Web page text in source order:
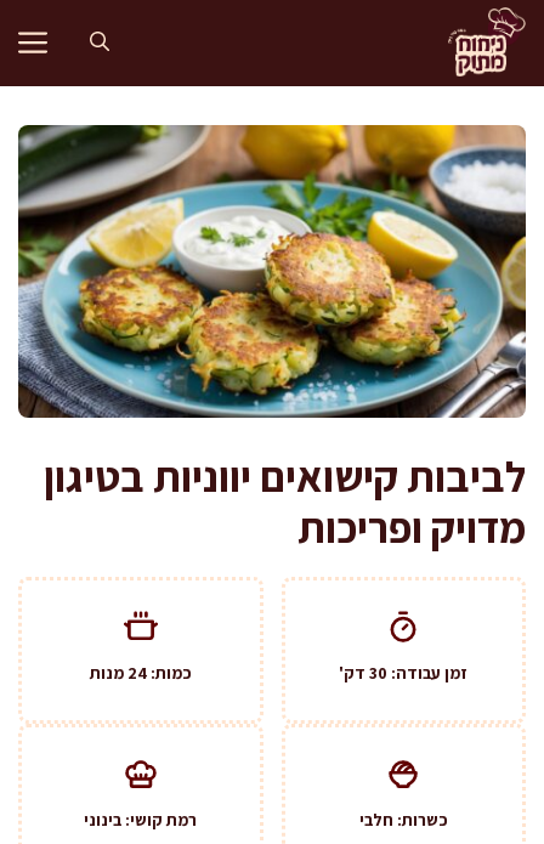
לדלג
לתוכן
לביבות קישואים יווניות בטיגון
מדויק ופריכות
זמן עבודה: 30 דק' כמות: 24 מנות
כשרות: חלבי רמת קושי: בינוני